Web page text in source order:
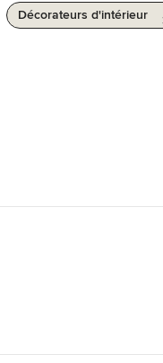
Décorateurs d'intérieur